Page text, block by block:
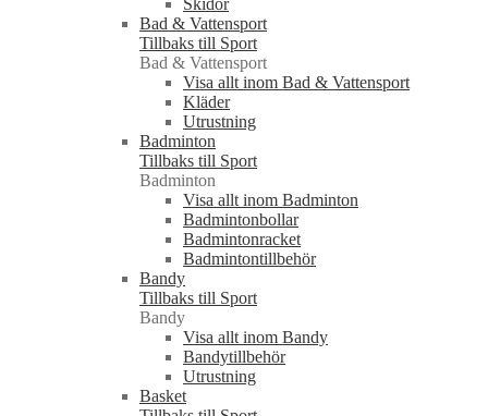
Skidor
Bad & Vattensport
Tillbaks till Sport
Bad & Vattensport
Visa allt inom Bad & Vattensport
Kläder
Utrustning
Badminton
Tillbaks till Sport
Badminton
Visa allt inom Badminton
Badmintonbollar
Badmintonracket
Badmintontillbehör
Bandy
Tillbaks till Sport
Bandy
Visa allt inom Bandy
Bandytillbehör
Utrustning
Basket